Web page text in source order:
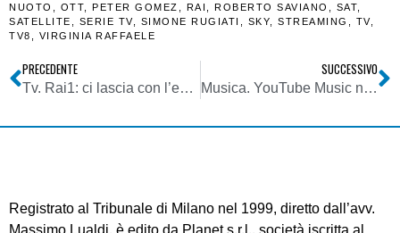
NUOTO
OTT PETER GOMEZ RAI ROBERTO SAVIANO SAT
SATELLITE
SERIE TV, SIMONE RUGIATI SKY STREAMING TV,
TV8
VIRGINIA RAFFAELE
PRECEDENTE
Tv. Rai1: ci lascia con l’estate TecheTecheTe’, che ha dominato ancora una volta gli schermi della bella stagione
SUCCESSIVO
Musica. YouTube Music nuova soluzione per tutelare copyright alla luce della direttiva UE? In Sud America 73% utenti tra 16 e 19 anni ascolta musica in streaming
Registrato al Tribunale di Milano nel 1999, diretto dall’avv.
Massimo Lualdi, è edito da Planet s.r.l., società iscritta al